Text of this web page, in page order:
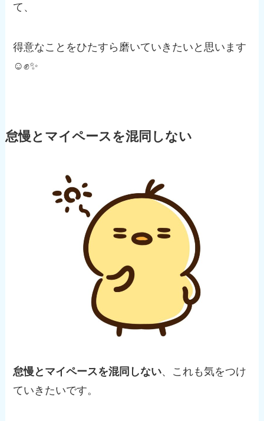
て、
得意なことをひたすら磨いていきたいと思います
☺️✊✨
怠慢とマイペースを混同しない
怠慢とマイペースを混同しない、これも気をつけ
ていきたいです。